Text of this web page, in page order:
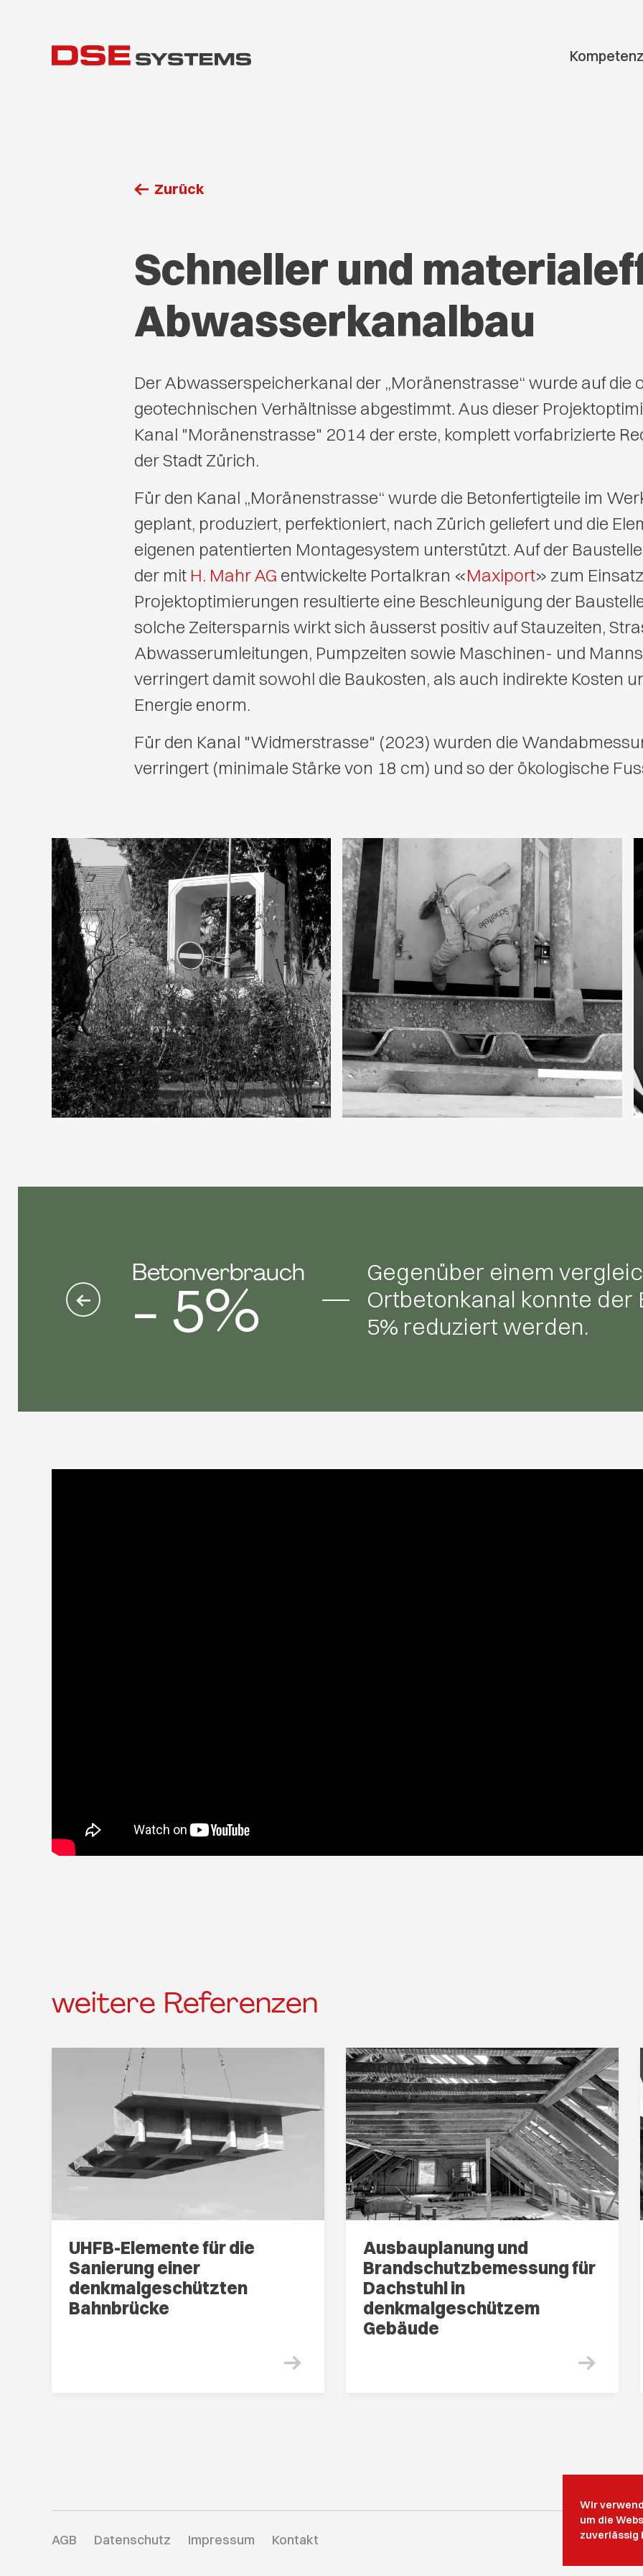
Zurück
Schneller und
Abwasserkanalbau
Der Abwasserspeicherkanal der „Moränenstrasse“ wurde auf die
geotechnischen Verhältnisse abgestimmt. Aus dieser
Kanal "Moränenstrasse" 2014 der erste, komplett vorfabrizierte
der Stadt Zürich.
Für den Kanal „Moränenstrasse“ wurde die Betonfertigteile im
geplant, produziert, perfektioniert, nach Zürich geliefert und die
eigenen patentierten Montagesystem unterstützt. Auf der
der mit H. Mahr AG entwickelte Portalkran «Maxiport» zum
Projektoptimierungen resultierte eine Beschleunigung der
solche Zeitersparnis wirkt sich äusserst positiv auf Stauzeiten,
Abwasserumleitungen, Pumpzeiten sowie Maschinen- und
verringert damit sowohl die Baukosten, als auch indirekte Kosten
Energie enorm.
Für den Kanal "Widmerstrasse" (2023) wurden die
verringert (minimale Stärke von 18 cm) und so der ökologische
um
Betonverbrauch
- 5%
Gegenüber einem
Ortbetonkanal konnte der
5% reduziert werden.
weitere Referenzen
UHFB-Elemente für die
Sanierung einer
denkmalgeschützten
Bahnbrücke
Ausbauplanung und
Brandschutzbemessung für
Dachstuhl in
denkmalgeschützem
Gebäude
AGB Datenschutz Impressum Kontakt
Wir
um die
zuverlässig